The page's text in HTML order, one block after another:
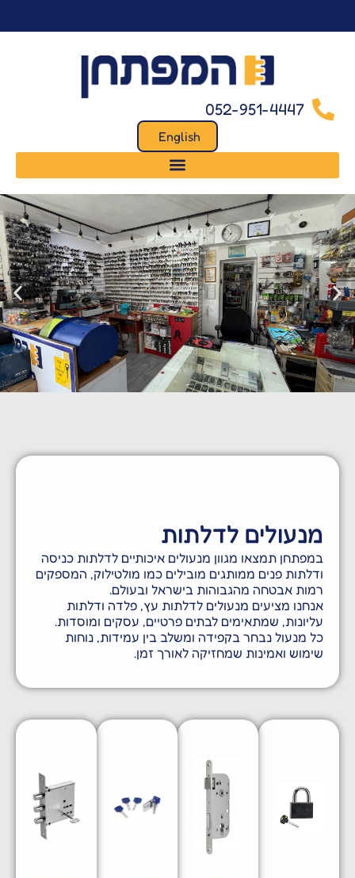
052-951-4447
English
לרכב פריצת רכבים | תיקון
מנעולים לדלתות
במפתחן תמצאו מגוון מנעולים איכותיים לדלתות כניסה
ודלתות פנים ממותגים מובילים כמו מולטילוק, המספקים
רמות אבטחה מהגבוהות בישראל ובעולם.
אנחנו מציעים מנעולים לדלתות עץ, פלדה ודלתות
עליונות, שמתאימים לבתים פרטיים, עסקים ומוסדות.
כל מנעול נבחר בקפידה ומשלב בין עמידות, נוחות
שימוש ואמינות שמחזיקה לאורך זמן.